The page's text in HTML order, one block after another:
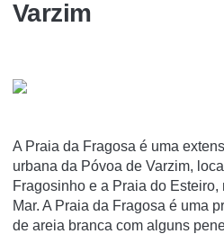
Varzim
A Praia da Fragosa é uma
urbana da Póvoa de Varzim,
Fragosinho e a Praia do
Mar. A Praia da Fragosa é uma
de areia branca com alguns